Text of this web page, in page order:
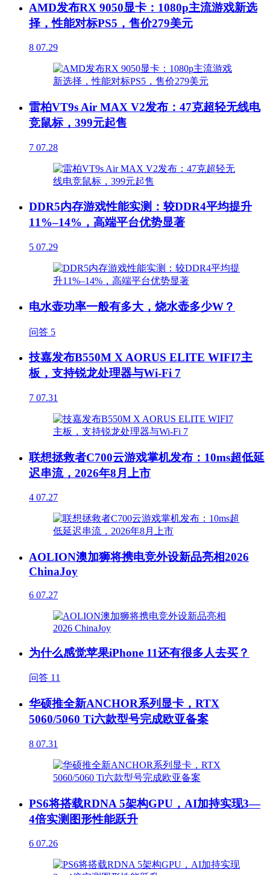
AMD发布RX 9050显卡：1080p主流游戏新选
择，性能对标PS5，售价279美元
8 07.29
雷柏VT9s Air MAX V2发布：47克超轻无线电
竞鼠标，399元起售
7 07.28
DDR5内存游戏性能实测：较DDR4平均提升
11%–14%，高端平台优势显著
5 07.29
电水壶功率一般有多大，烧水壶多少W？
问答 5
技嘉发布B550M X AORUS ELITE WIFI7主
板，支持锐龙处理器与Wi-Fi 7
7 07.31
联想拯救者C700云游戏掌机发布：10ms超低延
迟串流，2026年8月上市
4 07.27
AOLION澳加狮将携电竞外设新品亮相2026
ChinaJoy
6 07.27
为什么感觉苹果iPhone 11还有很多人去买？
问答 11
华硕推全新ANCHOR系列显卡，RTX
5060/5060 Ti六款型号完成欧亚备案
8 07.31
PS6将搭载RDNA 5架构GPU，AI加持实现3—
4倍实测图形性能跃升
6 07.26